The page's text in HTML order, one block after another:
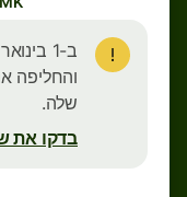
שלה.
בדקו את